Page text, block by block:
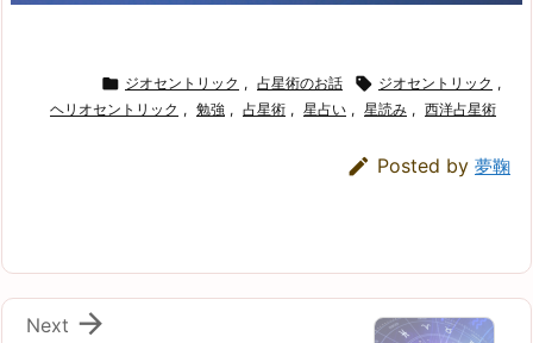
 ジオセントリック , 占星術のお話  ジオセントリック ,
ヘリオセントリック , 勉強 , 占星術 , 星占い , 星読み , 西洋占星術
 Posted by 夢鞠

Next